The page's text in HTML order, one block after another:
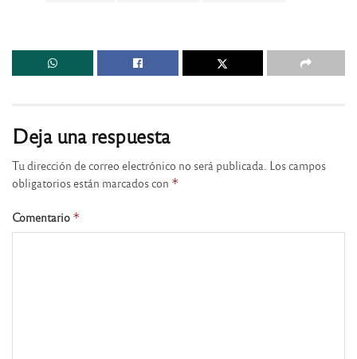
Deja una respuesta
Tu dirección de correo electrónico no será publicada. Los campos
obligatorios están marcados con *
Comentario *